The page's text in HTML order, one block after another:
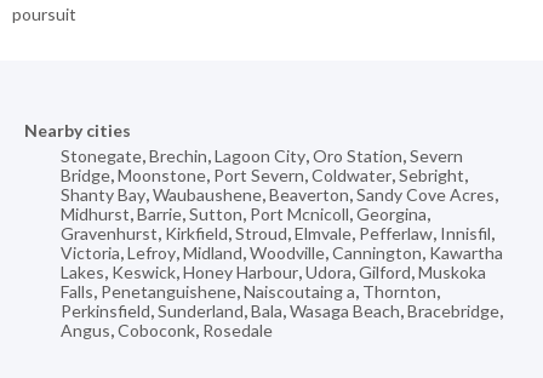
poursuit
Nearby cities
Stonegate,Brechin,Lagoon City,Oro Station,Severn
Bridge,Moonstone, Port Severn,Coldwater,Sebright,
Shanty Bay,Waubaushene,Beaverton,Sandy Cove Acres,
Midhurst,Barrie,Sutton, Port Mcnicoll,Georgina,
Gravenhurst, Kirkfield,Stroud,Elmvale, Pefferlaw, Innisfil,
Victoria,Lefroy,Midland,Woodville,Cannington, Kawartha
Lakes, Keswick,Honey Harbour,Udora,Gilford,Muskoka
Falls, Penetanguishene,Naiscoutaing a, Thornton,
Perkinsfield,Sunderland,Bala,Wasaga Beach,Bracebridge,
Angus,Coboconk, Rosedale